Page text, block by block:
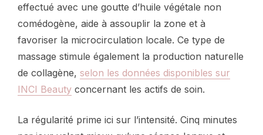
effectué avec une goutte d’huile végétale non
comédogène, aide à assouplir la zone et à
favoriser la microcirculation locale. Ce type de
massage stimule également la production naturelle
de collagène, selon les données disponibles sur
INCI Beauty concernant les actifs de soin.
La régularité prime ici sur l’intensité. Cinq minutes